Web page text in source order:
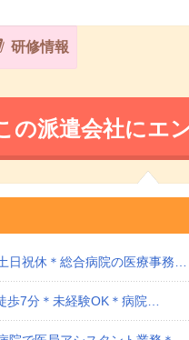
研修情報
の派遣会社にエ
日祝休＊総合病院の医療事務…
歩7分＊未経験OK＊病院…